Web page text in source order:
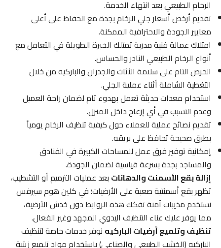
الرخام الطبيعي بعد انتهاء الخدمة.
تقديم أرخص أسعار جلي الرخام بجدة مع الحفاظ على أعلى
معايير الجودة والاحترافية الممكنة.
امتلاك عمالة فنية مدربة تمتلك الخبرة الطويلة في التعامل مع
أنواع الرخام الطبيعي النادر والحساس.
الحرص التام على سلامة الأثاث والجدران والباركيه من خلال
التغطية الشاملة أثناء عملية الجلي.
استخدام معدات حديثة تعمل بهدوء تام لضمان راحة العميل
وعدم التسبب في أي إزعاج داخل المنزل.
تقديم نصائح عملية للعملاء حول كيفية تنظيف الرخام يومياً
بطرق صحيحة تحافظ على بريقه.
إمكانية توفير فرق عمل للمساحات الكبيرة في الفنادق
والمساجد بجدة بسرعة قياسية لضمان الجودة.
إزالة بقع الأسمنت والدهاناتبعد عمليات الترميم أو التشطيب،
تظهر بقع أسمنتية صعبة على الأرضيات؛ في كلين هوم سيرفس
نستخدم مذيبات آمنة تفكك هذه الروابط دون خدش الأرضية،
مما يوفر عليك عناء التنظيف اليدوي المجهد وغير الفعال.
تنظيف وتلميع أرضيات الباركيهنوفر خدمات خاصة لتنظيف
الباركيه (الخشب الطبيعي والصناعي) باستخدام مواد تلميع زيتية